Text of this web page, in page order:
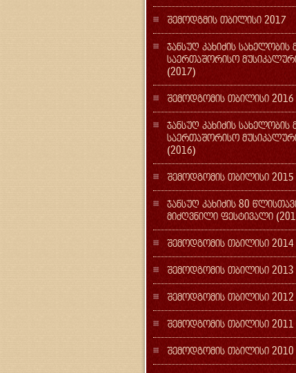
შემოდგმის თბილისი 2017
ჯანსუღ კახიძის სახელობის
საერთაშორისო
(2017)
შემოდგომის თბილისი 2016
ჯანსუღ კახიძის სახელობის
საერთაშორისო
(2016)
შემოდგომის თბილისი 2015
ჯანსუღ კახიძის 80
მიძღვნილი ფესტივალი
შემოდგომის თბილისი 2014
შემოდგომის თბილისი 2013
შემოდგომის თბილისი 2012
შემოდგომის თბილისი 2011
შემოდგომის თბილისი 2010